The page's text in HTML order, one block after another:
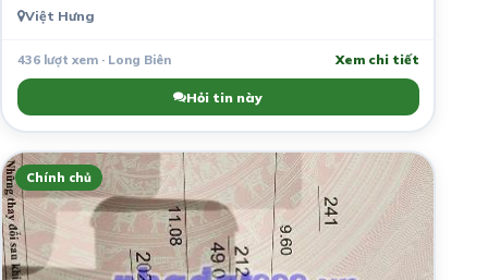
Việt Hưng
436 lượt xem · Long Biên Xem chi tiết
Hỏi tin này
Chính chủ